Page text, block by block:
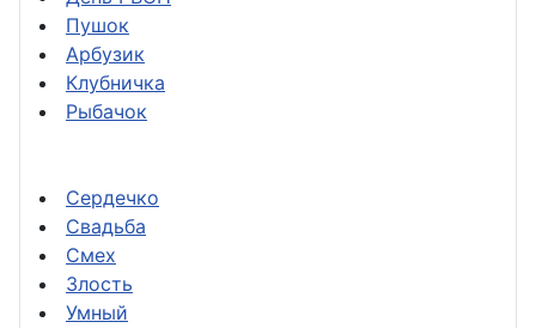
Пушок
Арбузик
Клубничка
Рыбачок
Сердечко
Свадьба
Смех
Злость
Умный